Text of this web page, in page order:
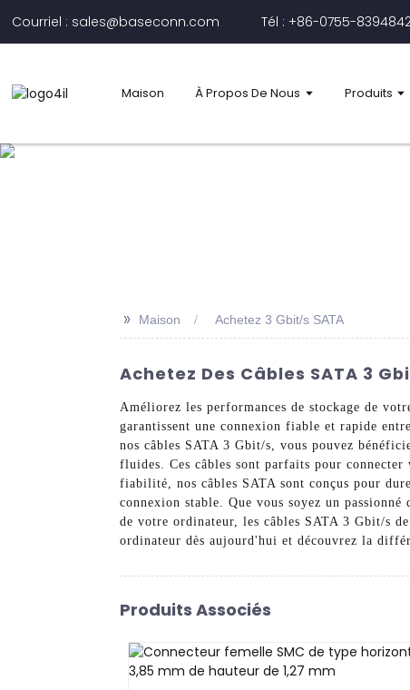
Courriel : sales@baseconn.com Tél : +86-0755-
Maison À Propos De Nous Produits
>> Maison Achetez 3 Gbit/s SATA
Achetez Des Câbles SATA 3
Améliorez les performances de stockage de
garantissent une connexion fiable et rapide
nos câbles SATA 3 Gbit/s, vous pouvez
fluides. Ces câbles sont parfaits pour
fiabilité, nos câbles SATA sont conçus pour
connexion stable. Que vous soyez un
de votre ordinateur, les câbles SATA 3 Gbit/s
ordinateur dès aujourd'hui et découvrez la
Produits Associés